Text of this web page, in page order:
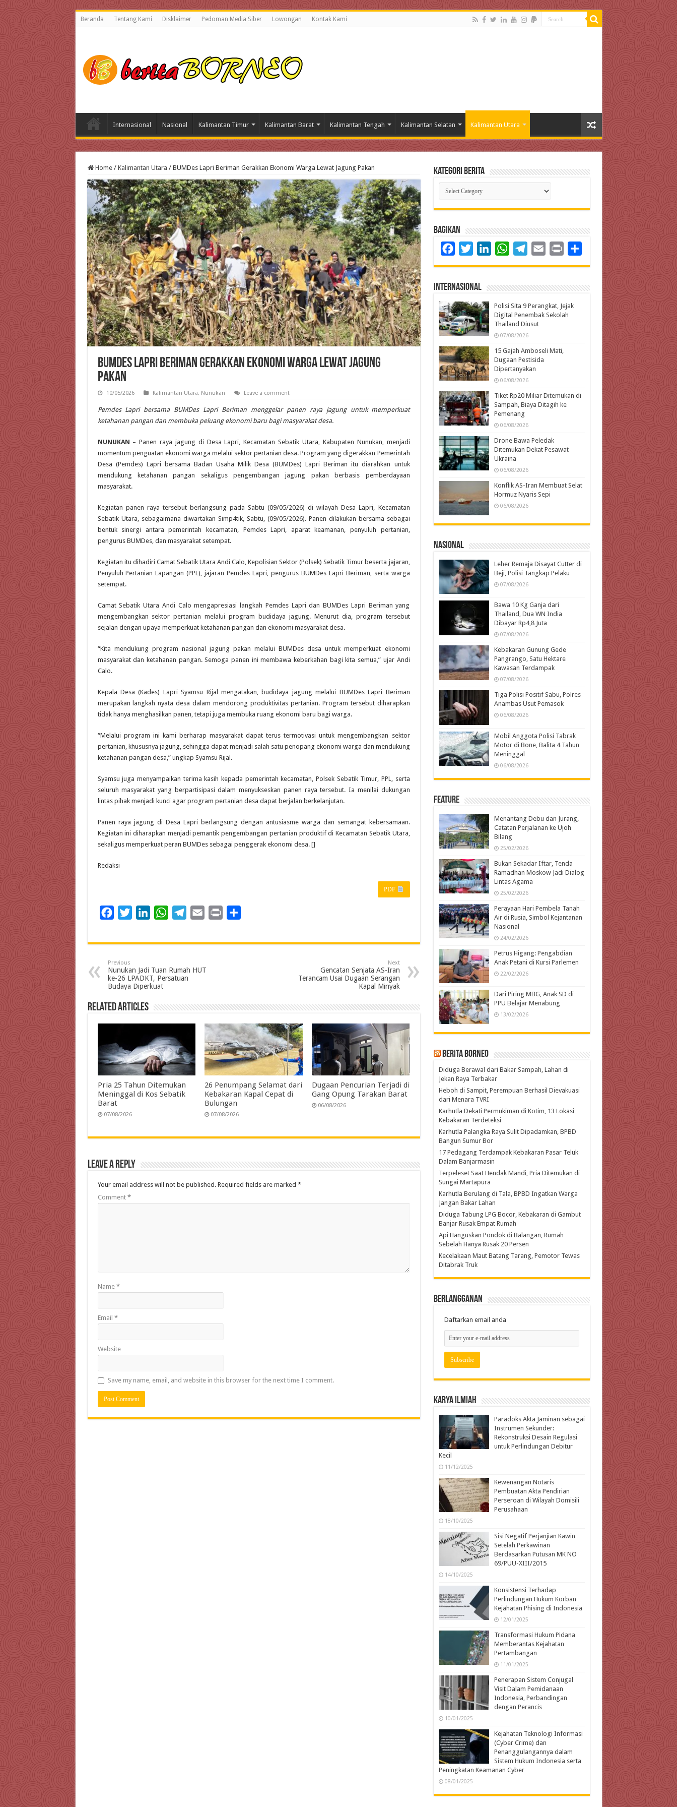
Beranda Tentang Kami Disklaimer Pedoman Media Siber Lowongan Kontak Kami
Internasional Nasional Kalimantan Timur Kalimantan Barat Kalimantan Tengah Kalimantan Selatan Kalimantan Utara
Home / Kalimantan Utara / BUMDes Lapri Beriman Gerakkan Ekonomi Warga Lewat Jagung Pakan
BUMDes Lapri Beriman Gerakkan Ekonomi Warga Lewat Jagung
Pakan
10/05/2026 Kalimantan Utara, Nunukan Leave a comment
Pemdes Lapri bersama BUMDes Lapri Beriman menggelar panen raya jagung untuk memperkuat
ketahanan pangan dan membuka peluang ekonomi baru bagi masyarakat desa.
NUNUKAN – Panen raya jagung di Desa Lapri, Kecamatan Sebatik Utara, Kabupaten Nunukan, menjadi
momentum penguatan ekonomi warga melalui sektor pertanian desa. Program yang digerakkan Pemerintah
Desa (Pemdes) Lapri bersama Badan Usaha Milik Desa (BUMDes) Lapri Beriman itu diarahkan untuk
mendukung ketahanan pangan sekaligus pengembangan jagung pakan berbasis pemberdayaan
masyarakat.
Kegiatan panen raya tersebut berlangsung pada Sabtu (09/05/2026) di wilayah Desa Lapri, Kecamatan
Sebatik Utara, sebagaimana diwartakan Simp4tik, Sabtu, (09/05/2026). Panen dilakukan bersama sebagai
bentuk sinergi antara pemerintah kecamatan, Pemdes Lapri, aparat keamanan, penyuluh pertanian,
pengurus BUMDes, dan masyarakat setempat.
Kegiatan itu dihadiri Camat Sebatik Utara Andi Calo, Kepolisian Sektor (Polsek) Sebatik Timur beserta jajaran,
Penyuluh Pertanian Lapangan (PPL), jajaran Pemdes Lapri, pengurus BUMDes Lapri Beriman, serta warga
setempat.
Camat Sebatik Utara Andi Calo mengapresiasi langkah Pemdes Lapri dan BUMDes Lapri Beriman yang
mengembangkan sektor pertanian melalui program budidaya jagung. Menurut dia, program tersebut
sejalan dengan upaya memperkuat ketahanan pangan dan ekonomi masyarakat desa.
“Kita mendukung program nasional jagung pakan melalui BUMDes desa untuk memperkuat ekonomi
masyarakat dan ketahanan pangan. Semoga panen ini membawa keberkahan bagi kita semua,” ujar Andi
Calo.
Kepala Desa (Kades) Lapri Syamsu Rijal mengatakan, budidaya jagung melalui BUMDes Lapri Beriman
merupakan langkah nyata desa dalam mendorong produktivitas pertanian. Program tersebut diharapkan
tidak hanya menghasilkan panen, tetapi juga membuka ruang ekonomi baru bagi warga.
“Melalui program ini kami berharap masyarakat dapat terus termotivasi untuk mengembangkan sektor
pertanian, khususnya jagung, sehingga dapat menjadi salah satu penopang ekonomi warga dan mendukung
ketahanan pangan desa,” ungkap Syamsu Rijal.
Syamsu juga menyampaikan terima kasih kepada pemerintah kecamatan, Polsek Sebatik Timur, PPL, serta
seluruh masyarakat yang berpartisipasi dalam menyukseskan panen raya tersebut. Ia menilai dukungan
lintas pihak menjadi kunci agar program pertanian desa dapat berjalan berkelanjutan.
Panen raya jagung di Desa Lapri berlangsung dengan antusiasme warga dan semangat kebersamaan.
Kegiatan ini diharapkan menjadi pemantik pengembangan pertanian produktif di Kecamatan Sebatik Utara,
sekaligus memperkuat peran BUMDes sebagai penggerak ekonomi desa. []
Redaksi
PDF
c
b
o
k
i
t
e
n
e
d
n
W
a
s
A
p
l
g
r
m
a
l
i
a
Previous
Nunukan Jadi Tuan Rumah HUT
ke-26 LPADKT, Persatuan
Budaya Diperkuat
Next
Gencatan Senjata AS-Iran
Terancam Usai Dugaan Serangan
Kapal Minyak
Related Articles
Pria 25 Tahun Ditemukan
Meninggal di Kos Sebatik
Barat
07/08/2026
26 Penumpang Selamat dari
Kebakaran Kapal Cepat di
Bulungan
07/08/2026
Dugaan Pencurian Terjadi di
Gang Opung Tarakan Barat
06/08/2026
Leave a Reply
Your email address will not be published. Required fields are marked *
Comment *
Name *
Email *
Website
Save my name, email, and website in this browser for the next time I comment.
Kategori Berita
Kategori
Berita
Bagikan
FacebookTwitterLinkedInWhatsAppTelegram
Email Print
Internasional
Polisi Sita 9 Perangkat, Jejak
Digital Penembak Sekolah
Thailand Diusut
07/08/2026
15 Gajah Amboseli Mati,
Dugaan Pestisida
Dipertanyakan
06/08/2026
Tiket Rp20 Miliar Ditemukan di
Sampah, Biaya Ditagih ke
Pemenang
06/08/2026
Drone Bawa Peledak
Ditemukan Dekat Pesawat
Ukraina
06/08/2026
Konflik AS-Iran Membuat Selat
Hormuz Nyaris Sepi
06/08/2026
Nasional
Leher Remaja Disayat Cutter di
Beji, Polisi Tangkap Pelaku
07/08/2026
Bawa 10 Kg Ganja dari
Thailand, Dua WN India
Dibayar Rp4,8 Juta
07/08/2026
Kebakaran Gunung Gede
Pangrango, Satu Hektare
Kawasan Terdampak
07/08/2026
Tiga Polisi Positif Sabu, Polres
Anambas Usut Pemasok
06/08/2026
Mobil Anggota Polisi Tabrak
Motor di Bone, Balita 4 Tahun
Meninggal
06/08/2026
Feature
Menantang Debu dan Jurang,
Catatan Perjalanan ke Ujoh
Bilang
25/02/2026
Bukan Sekadar Iftar, Tenda
Ramadhan Moskow Jadi Dialog
Lintas Agama
25/02/2026
Perayaan Hari Pembela Tanah
Air di Rusia, Simbol Kejantanan
Nasional
24/02/2026
Petrus Higang: Pengabdian
Anak Petani di Kursi Parlemen
22/02/2026
Dari Piring MBG, Anak SD di
PPU Belajar Menabung
13/02/2026
Berita Borneo
Diduga Berawal dari Bakar Sampah, Lahan di
Jekan Raya Terbakar
Heboh di Sampit, Perempuan Berhasil Dievakuasi
dari Menara TVRI
Karhutla Dekati Permukiman di Kotim, 13 Lokasi
Kebakaran Terdeteksi
Karhutla Palangka Raya Sulit Dipadamkan, BPBD
Bangun Sumur Bor
17 Pedagang Terdampak Kebakaran Pasar Teluk
Dalam Banjarmasin
Terpeleset Saat Hendak Mandi, Pria Ditemukan di
Sungai Martapura
Karhutla Berulang di Tala, BPBD Ingatkan Warga
Jangan Bakar Lahan
Diduga Tabung LPG Bocor, Kebakaran di Gambut
Banjar Rusak Empat Rumah
Api Hanguskan Pondok di Balangan, Rumah
Sebelah Hanya Rusak 20 Persen
Kecelakaan Maut Batang Tarang, Pemotor Tewas
Ditabrak Truk
Berlangganan
Daftarkan email anda
Karya Ilmiah
Paradoks Akta Jaminan sebagai
Instrumen Sekunder:
Rekonstruksi Desain Regulasi
untuk Perlindungan Debitur
Kecil
11/12/2025
Kewenangan Notaris
Pembuatan Akta Pendirian
Perseroan di Wilayah Domisili
Perusahaan
18/10/2025
Sisi Negatif Perjanjian Kawin
Setelah Perkawinan
Berdasarkan Putusan MK NO
69/PUU-XIII/2015
14/10/2025
Konsistensi Terhadap
Perlindungan Hukum Korban
Kejahatan Phising di Indonesia
12/01/2025
Transformasi Hukum Pidana
Memberantas Kejahatan
Pertambangan
11/01/2025
Penerapan Sistem Conjugal
Visit Dalam Pemidanaan
Indonesia, Perbandingan
dengan Perancis
10/01/2025
Kejahatan Teknologi Informasi
(Cyber Crime) dan
Penanggulangannya dalam
Sistem Hukum Indonesia serta
Peningkatan Keamanan Cyber
08/01/2025